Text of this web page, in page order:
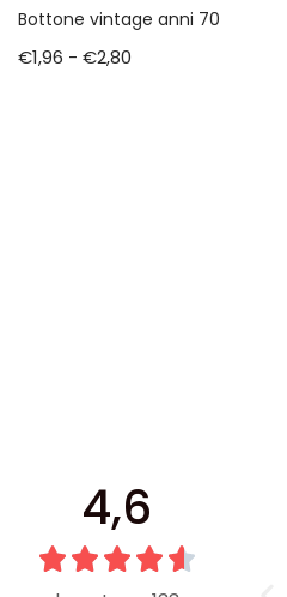
Bottone vintage anni 70
€1,96 - €2,80
4,6
ciò che cerchi. Se ciò
è disponibile, le commesse
la soluzione nel migliore
è sempre pieno e non si